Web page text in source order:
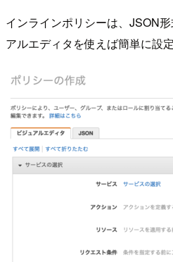
インラインポリシーは、JSON
アルエディタを使えば簡単に設定